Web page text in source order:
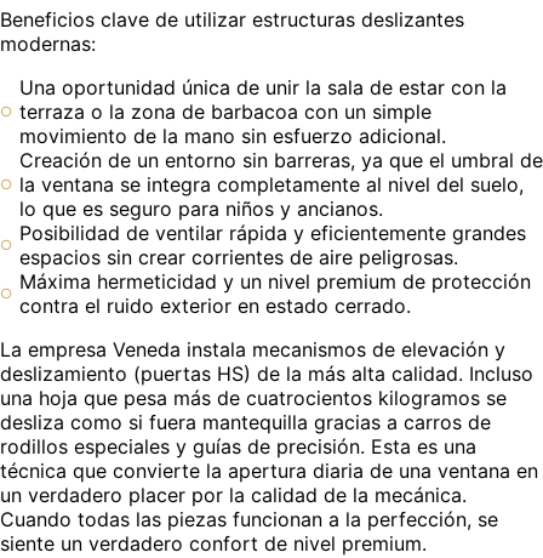
Beneficios clave de utilizar estructuras deslizantes
modernas:
Una oportunidad única de unir la sala de estar con la
terraza o la zona de barbacoa con un simple
movimiento de la mano sin esfuerzo adicional.
Creación de un entorno sin barreras, ya que el umbral de
la ventana se integra completamente al nivel del suelo,
lo que es seguro para niños y ancianos.
Posibilidad de ventilar rápida y eficientemente grandes
espacios sin crear corrientes de aire peligrosas.
Máxima hermeticidad y un nivel premium de protección
contra el ruido exterior en estado cerrado.
La empresa Veneda instala mecanismos de elevación y
deslizamiento (puertas HS) de la más alta calidad. Incluso
una hoja que pesa más de cuatrocientos kilogramos se
desliza como si fuera mantequilla gracias a carros de
rodillos especiales y guías de precisión. Esta es una
técnica que convierte la apertura diaria de una ventana en
un verdadero placer por la calidad de la mecánica.
Cuando todas las piezas funcionan a la perfección, se
siente un verdadero confort de nivel premium.